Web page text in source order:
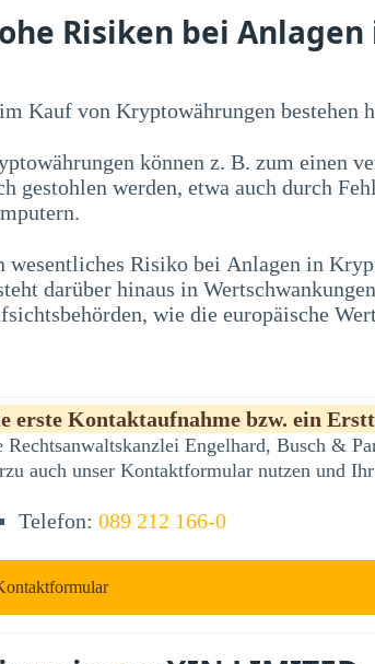
Risiken bei
Kauf von Kryptowährungen bestehen
können z. B. zum einen
gestohlen werden, etwa auch durch
wesentliches Risiko bei Anlagen in
darüber hinaus in
wie die europäische
zu erheblichen Kursschwankungen und
erste Kontaktaufnahme bzw. ein
Rechtsanwaltskanzlei Engelhard, Busch &
auch unser Kontaktformular nutzen und
Telefon: 089 212 166-0